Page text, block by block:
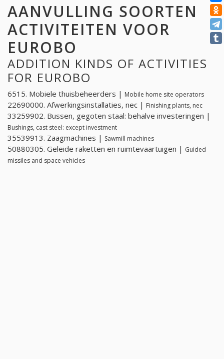
AANVULLING SOORTEN
ACTIVITEITEN VOOR
EUROBO
ADDITION KINDS OF ACTIVITIES
FOR EUROBO
6515. Mobiele thuisbeheerders | Mobile home site operators
22690000. Afwerkingsinstallaties, nec | Finishing plants, nec
33259902. Bussen, gegoten staal: behalve investeringen |
Bushings, cast steel: except investment
35539913. Zaagmachines | Sawmill machines
50880305. Geleide raketten en ruimtevaartuigen | Guided
missiles and space vehicles